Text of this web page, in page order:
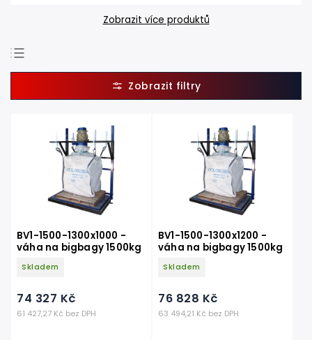
Zobrazit více produktů
Doporučujeme
Nejlevnější
Nejprodávanější
Abecedně
BV1-1500-1300x1000 -
váha na bigbagy 1500kg
Skladem
61 427,27 Kč bez DPH
74 327 Kč
BV1-1500-1300x1200 -
váha na bigbagy 1500kg
Skladem
63 494,21 Kč bez DPH
76 828 Kč